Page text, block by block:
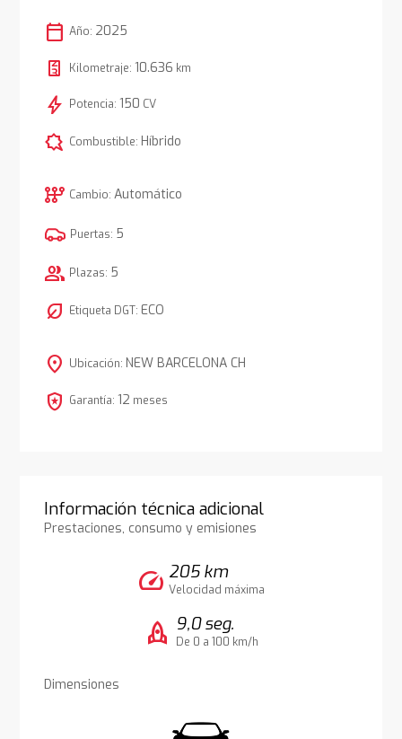
calendar_today Año: 2025
Kilometraje: 10.636 km
bolt Potencia: 150 CV
comic_bubble Combustible: Híbrido
auto_transmission Cambio: Automático
Puertas: 5
group Plazas: 5
nest_eco_leaf Etiqueta DGT: ECO
location_on Ubicación: NEW BARCELONA CH
local_police Garantía: 12 meses
Información técnica adicional
Prestaciones, consumo y emisiones
speed 205 km
Velocidad máxima
rocket 9,0 seg.
De 0 a 100 km/h
Dimensiones